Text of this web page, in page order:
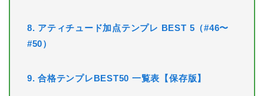
8. アティチュード加点テンプレ BEST 5（#46〜
#50）
9. 合格テンプレBEST50 一覧表【保存版】